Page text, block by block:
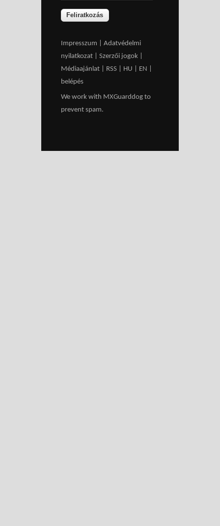
Impresszum
Adatvédelmi
nyilatkozat
Szerzői jogok
Médiaajánlat
RSS HU EN
belépés
We work with MXGuarddog to
prevent spam.